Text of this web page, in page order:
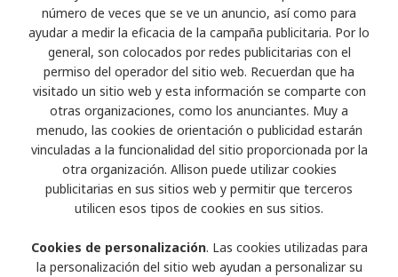
número de veces que se ve un anuncio, así como para
ayudar a medir la eficacia de la campaña publicitaria. Por lo
general, son colocados por redes publicitarias con el
permiso del operador del sitio web. Recuerdan que ha
visitado un sitio web y esta información se comparte con
otras organizaciones, como los anunciantes. Muy a
menudo, las cookies de orientación o publicidad estarán
vinculadas a la funcionalidad del sitio proporcionada por la
otra organización. Allison puede utilizar cookies
publicitarias en sus sitios web y permitir que terceros
utilicen esos tipos de cookies en sus sitios.
Cookies de personalización. Las cookies utilizadas para
la personalización del sitio web ayudan a personalizar su